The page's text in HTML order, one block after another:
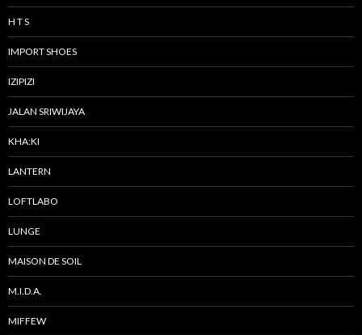
H T S
IMPORT SHOES
IZIPIZI
JALAN SRIWIJAYA
KHA:KI
LANTERN
LOFTLABO
LUNGE
MAISON DE SOIL
M.I.D.A.
MIFFEW